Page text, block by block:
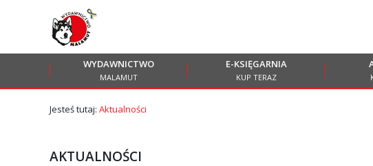
Przejdź
do menu
głównego
Przejdź
menu
stopce
WYDAWNICTWO
MALAMUT
E-KSIĘGARNIA
KUP TERAZ
Jesteś tutaj: Aktualności
AKTUALNOŚCI